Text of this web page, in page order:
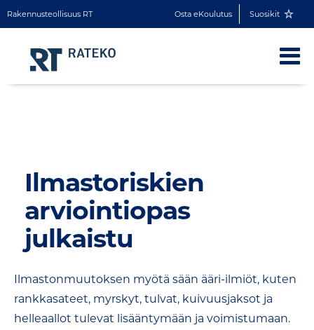
Rakennusteollisuus RT Osta eKoulutus Suosikit
Ilmastoriskien
arviointiopas
julkaistu
Ilmastonmuutoksen myötä sään ääri-ilmiöt, kuten
rankkasateet, myrskyt, tulvat, kuivuusjaksot ja
helleaallot tulevat lisääntymään ja voimistumaan.